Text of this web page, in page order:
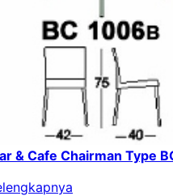
& Cafe Chairman Type